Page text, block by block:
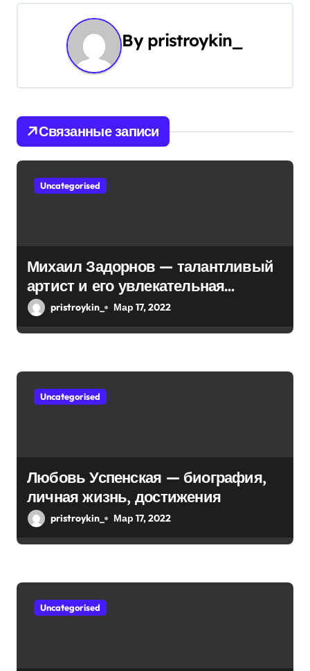
ц
и
п
о
з
и
с
я
By pristroykin_
Связанные записи
Uncategorised
Михаил Задорнов — талантливый
артист и его увлекательная
биография — выдающиеся
pristroykin_ Мар 17, 2022
Uncategorised
Любовь Успенская — биография,
личная жизнь, достижения
pristroykin_ Мар 17, 2022
Uncategorised